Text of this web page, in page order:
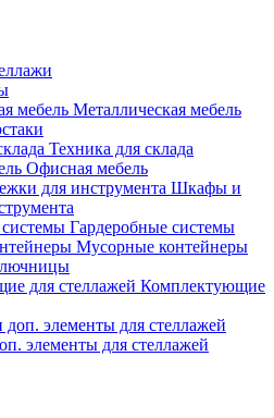
Металлическая мебель
Техника для склада
Офисная мебель
Шкафы и
Гардеробные системы
Мусорные контейнеры
Комплектующие
элементы для стеллажей